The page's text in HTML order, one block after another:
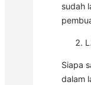
sudah
Siapa
dalam